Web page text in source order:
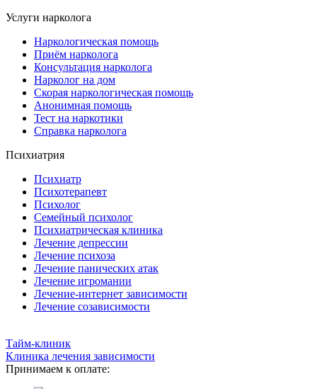
Услуги нарколога
Наркологическая помощь
Приём нарколога
Консультация нарколога
Нарколог на дом
Скорая наркологическая помощь
Анонимная помощь
Тест на наркотики
Справка нарколога
Психиатрия
Психиатр
Психотерапевт
Психолог
Семейный психолог
Психиатрическая клиника
Лечение депрессии
Лечение психоза
Лечение панических атак
Лечение игромании
Лечение-интернет зависимости
Лечение созависимости
Тайм-клиник
Клиника лечения зависимости
Принимаем к оплате: